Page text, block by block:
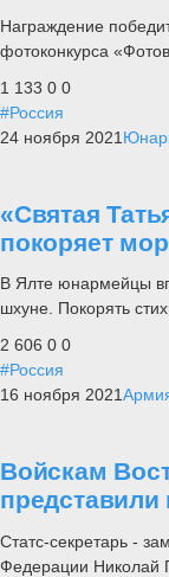
Награждение
фотоконкурса
1 133 0 0
#Россия
24 ноября 2021
«Святая
покоряет
В Ялте юнармейцы
шхуне. Покорять
2 606 0 0
#Россия
16 ноября 2021
Войскам
Статс-секретарь -
Федерации Николай